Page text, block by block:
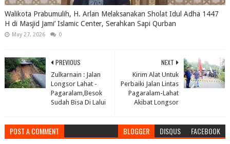
Walikota Prabumulih, H. Arlan Melaksanakan Sholat Idul Adha 1447
H di Masjid Jami’ Islamic Center, Serahkan Sapi Qurban
May 27, 2026 0
NEXT
Kirim Alat Untuk
Perbaiki Jalan Lintas
Pagaralam-Lahat
Akibat Longsor
PREVIOUS
Zulkarnain : Jalan
Longsor Lahat -
Pagaralam,Besok
Sudah Bisa Di Lalui
POST A COMMENT BLOGGER DISQUS FACEBOOK